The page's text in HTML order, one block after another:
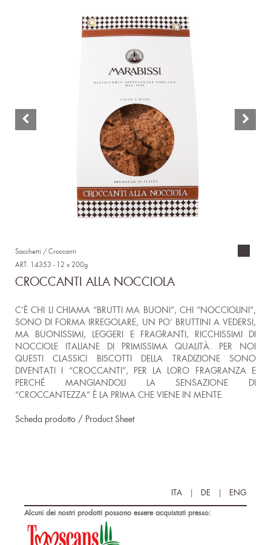
Sacchetti / Croccanti
ART. 14353 - 12 x 200g
CROCCANTI ALLA NOCCIOLA
C’È CHI LI CHIAMA “BRUTTI MA BUONI”, CHI “NOCCIOLINI”,
SONO DI FORMA IRREGOLARE, UN PO’ BRUTTINI A VEDERSI,
MA BUONISSIMI, LEGGERI E FRAGRANTI, RICCHISSIMI DI
NOCCIOLE ITALIANE DI PRIMISSIMA QUALITÀ. PER NOI
QUESTI CLASSICI BISCOTTI DELLA TRADIZIONE SONO
DIVENTATI I “CROCCANTI”, PER LA LORO FRAGRANZA E
PERCHÉ MANGIANDOLI LA SENSAZIONE DI
“CROCCANTEZZA” È LA PRIMA CHE VIENE IN MENTE.
Scheda prodotto / Product Sheet
ITA | DE | ENG
Alcuni dei nostri prodotti possono essere acquistati presso: